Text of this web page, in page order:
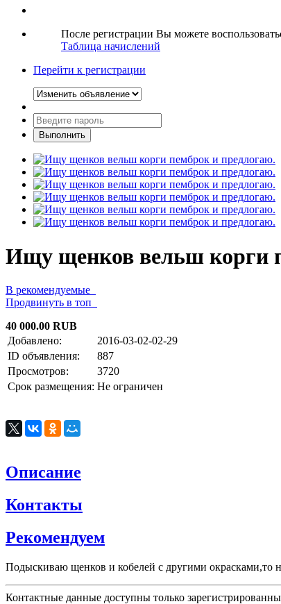
После регистрации Вы можете
Таблица начислений
Перейти к регистрации
Ищу щенков вельш корги
В рекомендуемые
Продвинуть в топ
40 000.00 RUB
Добавлено:
2016-03-02-02-29
ID объявления:
887
Просмотров:
3720
Срок размещения: Не ограничен
Описание
Контакты
Рекомендуем
Подыскиваю щенков и кобелей с другими окрасками,то
Контактные данные доступны только